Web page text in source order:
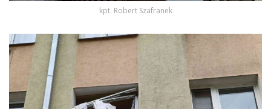
kpt. Robert Szafranek